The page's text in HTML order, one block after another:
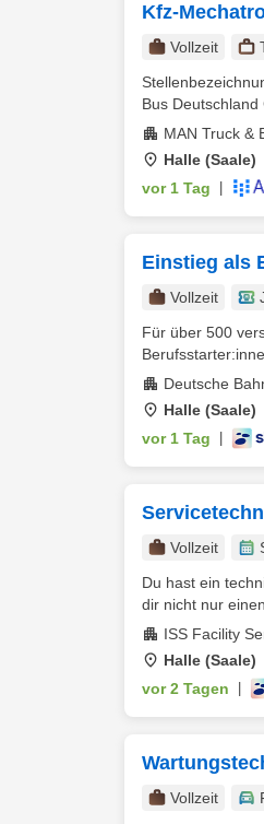
Kfz-
Vollzeit
Bus Deutschland
MAN Truck &
Halle (Saale)
vor 1 Tag
Einstieg als
Vollzeit
Für über 500
Deutsche
Halle (Saale)
vor 1 Tag
Vollzeit
Du hast ein
dir nicht nur
ISS Facility
Halle (Saale)
vor 2 Tagen
Vollzeit